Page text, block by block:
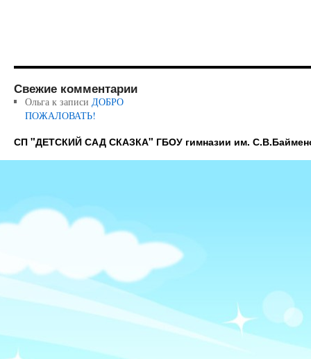
Свежие комментарии
Ольгак записи ДОБРО
ПОЖАЛОВАТЬ!
СП "ДЕТСКИЙ САД СКАЗКА" ГБОУ гимназии им.